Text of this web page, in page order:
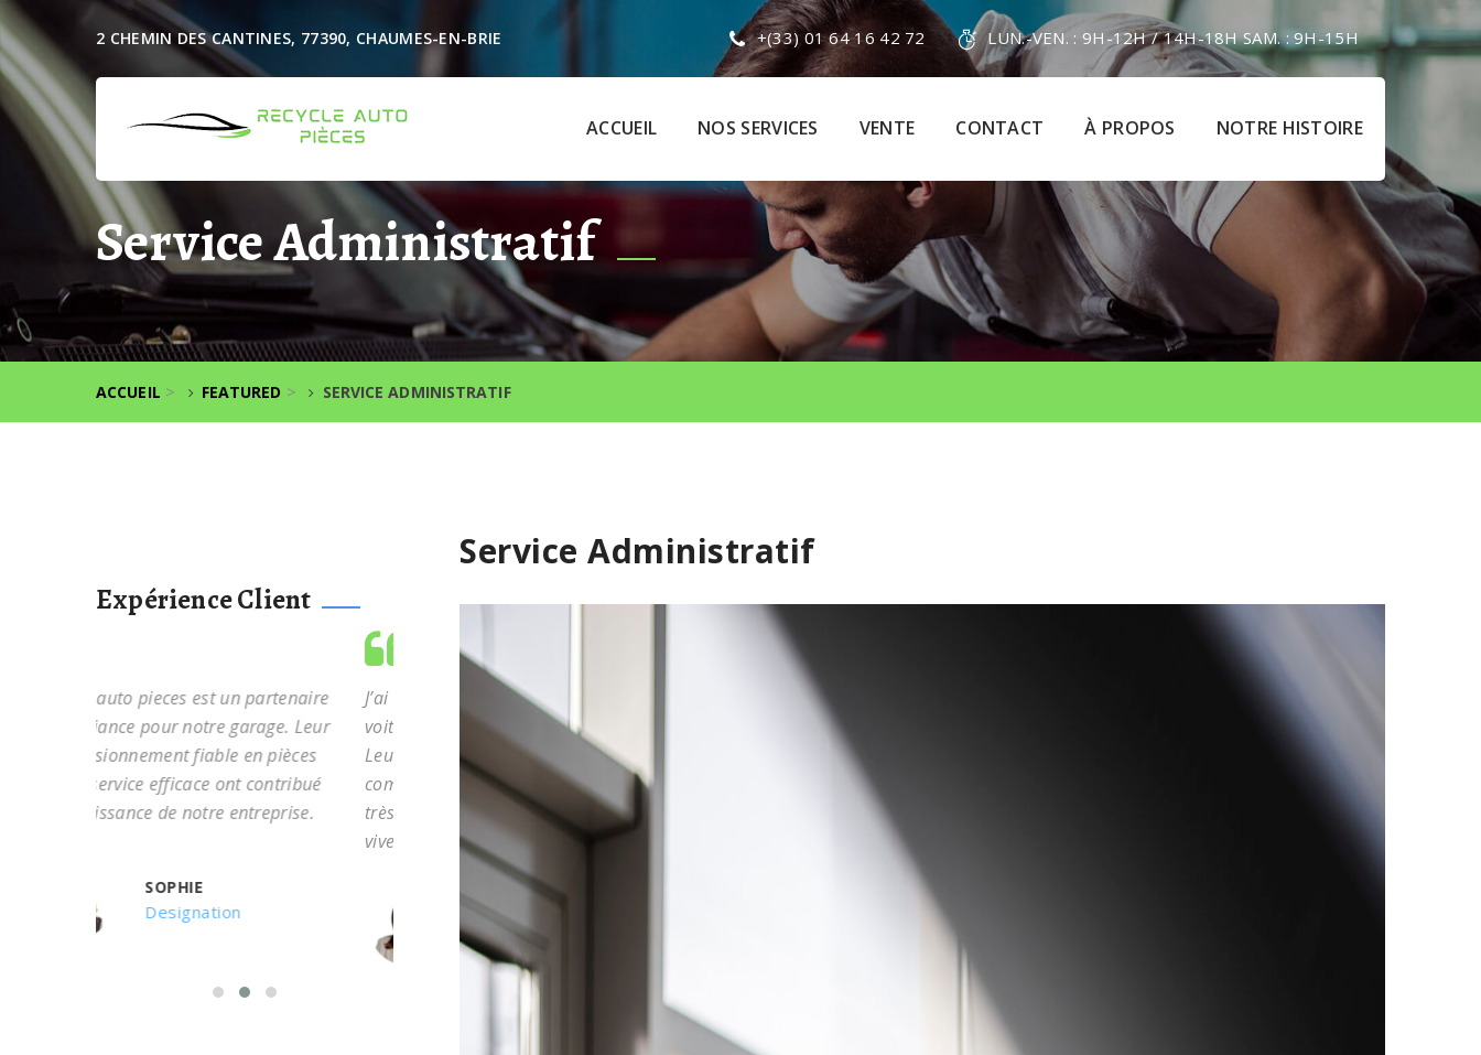
2 CHEMIN DES CANTINES, 77390, CHAUMES-EN-BRIE +(33) 01 64 16 42 72 LUN.-VEN. : 9H-12H / 14H-18H SAM. : 9H-15H
ACCUEIL NOS SERVICES VENTE CONTACT À PROPOS NOTRE HISTOIRE
Service Administratif
ACCUEIL > FEATURED > SERVICE ADMINISTRATIF
Expérience Client
J’ai trouvé la pièce parfaite pour ma
voiture chez Recycle auto pieces.
Leur vaste sélection et leur personnel
compétent ont rendu le processus
très facile. Je les recommande
CHARLOTTE
L’engagement de Recycle auto pieces
envers l’environnement est vraiment
admirable. C’est rassurant de savoir
que je soutiens une entreprise
soucieuse des pratiques écologiques.
JOHN MICHALE
ceo of intel
Recycle auto pieces est un partenaire
de confiance pour notre garage. Leur
approvisionnement fiable en pièces
et leur service efficace ont contribué
à la croissance de notre entreprise.
SOPHIE
Designation
J’ai trouvé la pièce parfaite pour ma
voiture chez Recycle auto pieces.
Leur vaste sélection et leur personnel
compétent ont rendu le processus
Service Administratif